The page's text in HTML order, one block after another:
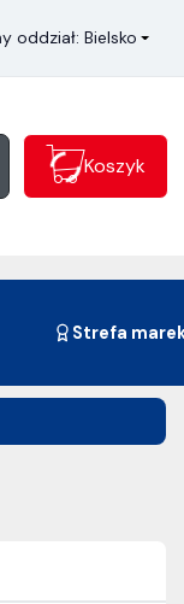
oddział: Bielsko
Koszyk
Strefa